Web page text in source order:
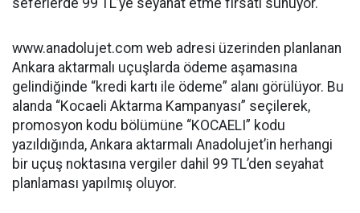
seferlerde 99 TL’ye seyahat etme fırsatı sunuyor.
www.anadolujet.com web adresi üzerinden planlanan
Ankara aktarmalı uçuşlarda ödeme aşamasına
gelindiğinde “kredi kartı ile ödeme” alanı görülüyor. Bu
alanda “Kocaeli Aktarma Kampanyası” seçilerek,
promosyon kodu bölümüne “KOCAELI” kodu
yazıldığında, Ankara aktarmalı Anadolujet’in herhangi
bir uçuş noktasına vergiler dahil 99 TL’den seyahat
planlaması yapılmış oluyor.